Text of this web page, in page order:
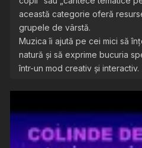
această categorie oferă
grupele de vârstă.
Muzica îi ajută pe cei mici să
natură și să exprime bucuria
într-un mod creativ și interactiv.